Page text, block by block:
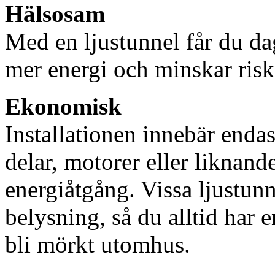
Hälsosam
Med en ljustunnel får du
mer energi och minskar
Ekonomisk
Installationen innebär
delar, motorer eller
energiåtgång. Vissa
belysning, så du alltid har
bli mörkt utomhus.